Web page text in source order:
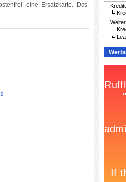
eine Ersatzkarte. Das